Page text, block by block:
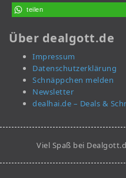
teilen
Über dealgott.de
Impressum
Datenschutzerklärung
Schnäppchen melden
Newsletter
dealhai.de – Deals &
Viel Spaß bei